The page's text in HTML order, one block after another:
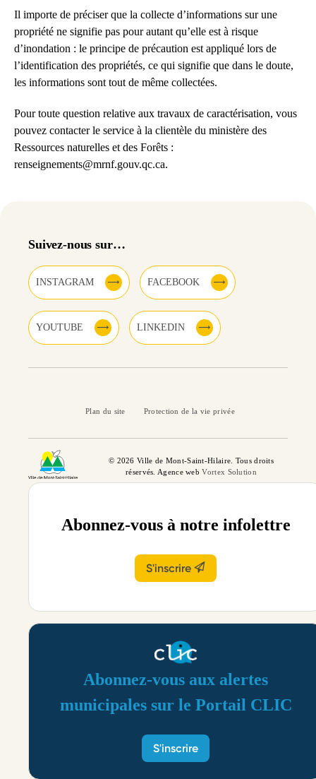
Il importe de préciser que la collecte d’informations sur une
propriété ne signifie pas pour autant qu’elle est à risque
d’inondation : le principe de précaution est appliqué lors de
l’identification des propriétés, ce qui signifie que dans le doute,
les informations sont tout de même collectées.
Pour toute question relative aux travaux de caractérisation, vous
pouvez contacter le service à la clientèle du ministère des
Ressources naturelles et des Forêts :
renseignements@mrnf.gouv.qc.ca.
Suivez-nous sur…
INSTAGRAM FACEBOOK
YOUTUBE LINKEDIN
© 2026 Ville de Mont-Saint-Hilaire. Tous droits
réservés. Agence webVortex Solution
Plan du site Protection de la vie privée
Abonnez-vous à notre infolettre
S'inscrire
Abonnez-vous aux alertes
municipales sur le Portail CLIC
S'inscrire